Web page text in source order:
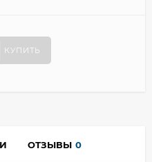
КУПИТЬ
ОТЗЫВЫ 0